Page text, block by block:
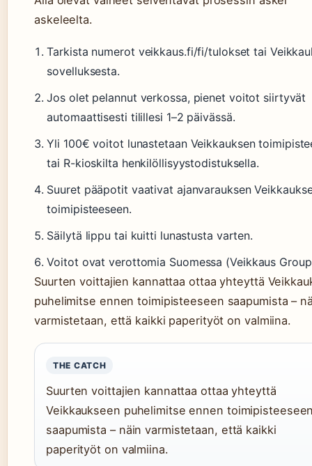
askeleelta.
Tarkista numerot veikkaus.fi/fi/tulokset tai
sovelluksesta.
Jos olet pelannut verkossa, pienet voitot siirtyvät
automaattisesti tilillesi 1–2 päivässä.
Yli 100€ voitot lunastetaan Veikkauksen
tai R-kioskilta henkilöllisyystodistuksella.
Suuret pääpotit vaativat ajanvarauksen
toimipisteeseen.
Säilytä lippu tai kuitti lunastusta varten.
Voitot ovat verottomia Suomessa (Veikkaus
Suurten voittajien kannattaa ottaa yhteyttä
puhelimitse ennen toimipisteeseen saapumista –
varmistetaan, että kaikki paperityöt on valmiina.
THE CATCH
Suurten voittajien kannattaa ottaa yhteyttä
Veikkaukseen puhelimitse ennen
saapumista – näin varmistetaan, että kaikki
paperityöt on valmiina.